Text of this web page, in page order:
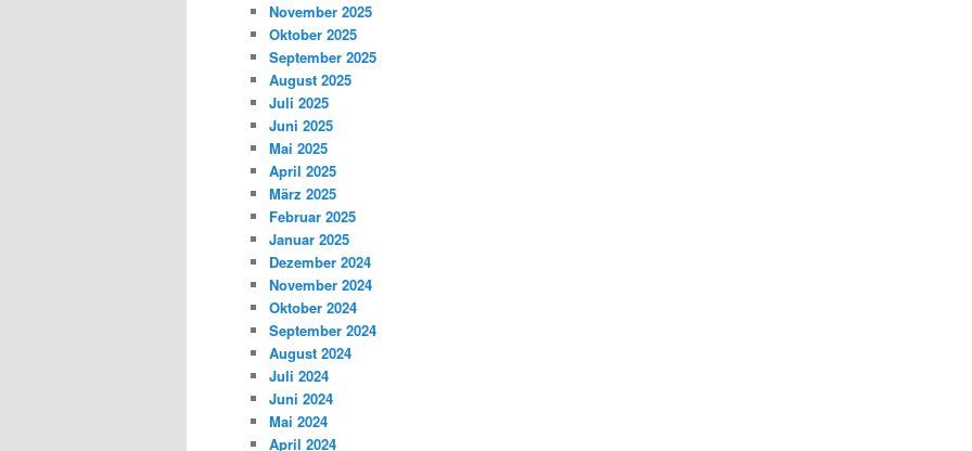
November 2025
Oktober 2025
September 2025
August 2025
Juli 2025
Juni 2025
Mai 2025
April 2025
März 2025
Februar 2025
Januar 2025
Dezember 2024
November 2024
Oktober 2024
September 2024
August 2024
Juli 2024
Juni 2024
Mai 2024
April 2024